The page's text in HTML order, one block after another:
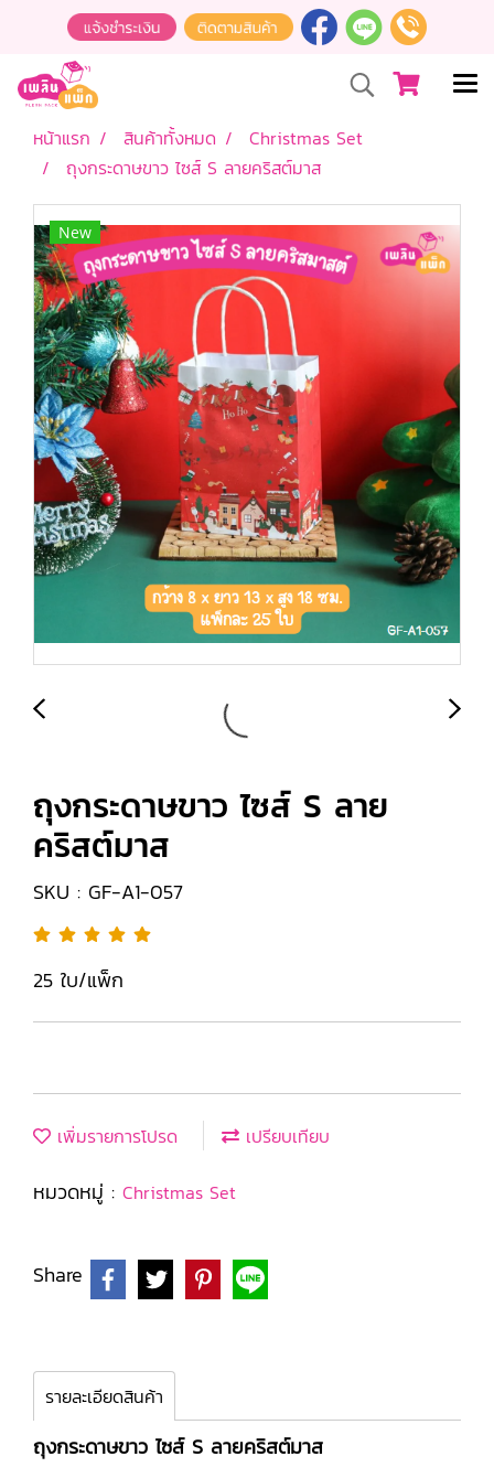
หน้าแรก สินค้าทั้งหมด
Christmas Set
ถุงกระดาษขาว ไซส์ S ลายคริสต์มาส
New
ถุงกระดาษขาว ไซส์ S ลาย
คริสต์มาส
SKU : GF-A1-057
25 ใบ/แพ็ก
เพิ่มรายการโปรด เปรียบเทียบ
หมวดหมู่ : Christmas Set
Share
รายละเอียดสินค้า
ถุงกระดาษขาว ไซส์ S ลายคริสต์มาส